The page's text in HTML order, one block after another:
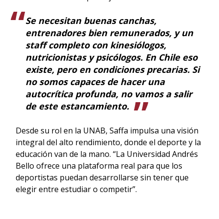
Se necesitan buenas canchas,
entrenadores bien remunerados, y un
staff completo con kinesiólogos,
nutricionistas y psicólogos. En Chile eso
existe, pero en condiciones precarias. Si
no somos capaces de hacer una
autocrítica profunda, no vamos a salir
de este estancamiento.
Desde su rol en la UNAB, Saffa impulsa una visión
integral del alto rendimiento, donde el deporte y la
educación van de la mano. “La Universidad Andrés
Bello ofrece una plataforma real para que los
deportistas puedan desarrollarse sin tener que
elegir entre estudiar o competir”.